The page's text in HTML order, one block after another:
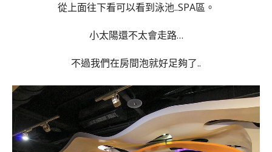
從上面往下看可以看到泳池..SPA區。
小太陽還不太會走路…
不過我們在房間泡就好足夠了..